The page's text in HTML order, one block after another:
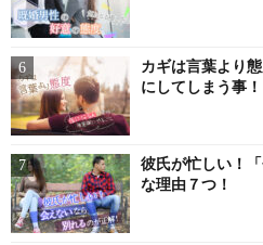
カギは言葉より
にしてしまう事！
彼氏が忙しい！
な理由７つ！